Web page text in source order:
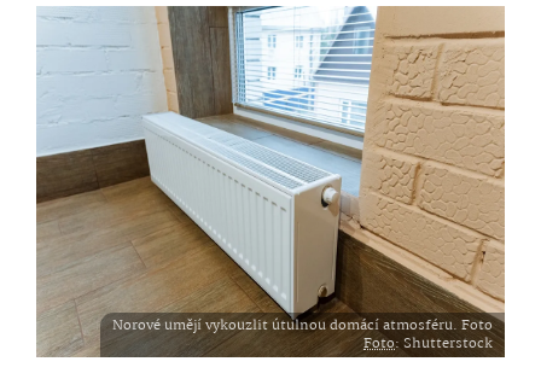
Norové umějí vykouzlit útulnou domácí atmosféru. Foto
Foto: Shutterstock